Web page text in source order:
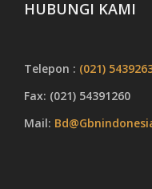
HUBUNGI KAMI
Telepon : (021)
Fax: (021) 54391260
Mail: